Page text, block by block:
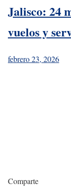
Jalisco: 24
vuelos y
febrero 23, 2026
Comparte